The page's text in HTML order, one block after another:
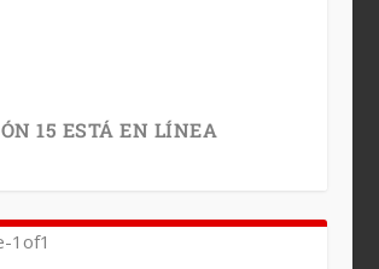
15 ESTÁ EN LÍNEA